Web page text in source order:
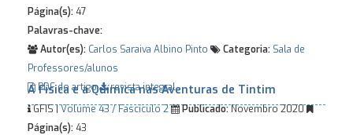
Página(s):47
Palavras-chave:
Autor(es): Carlos Saraiva Albino Pinto Categoria: Sala de
Professores/alunos
PDF do artigo
revista integral
A Física e a Química nas Aventuras de Tintim
GFIS |Volume 43 / Fascículo 2 Publicado:Novembro 2020
Página(s):43